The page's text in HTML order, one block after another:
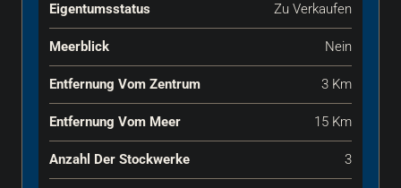
Eigentumsstatus Zu Verkaufen
Meerblick Nein
Entfernung Vom Zentrum 3 Km
Entfernung Vom Meer 15 Km
Anzahl Der Stockwerke 3